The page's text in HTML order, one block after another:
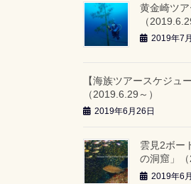
黄金崎ツア
（
2019年7
【海族ツアースケジュー
（2019.6.29～）
2019年6月26日
雲見2ボー
の洞窟」（
2019年6